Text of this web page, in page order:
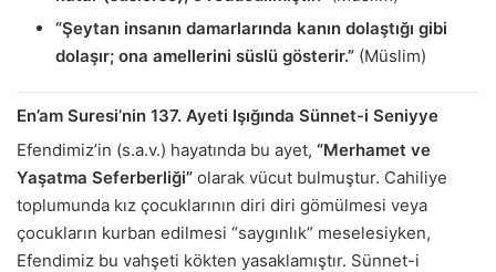
“Şeytan insanın damarlarında kanın dolaştığı gibi
dolaşır; ona amellerini süslü gösterir.” (Müslim)
En’am Suresi’nin 137. Ayeti Işığında Sünnet-i Seniyye
Efendimiz’in (s.a.v.) hayatında bu ayet, “Merhamet ve
Yaşatma Seferberliği” olarak vücut bulmuştur. Cahiliye
toplumunda kız çocuklarının diri diri gömülmesi veya
çocukların kurban edilmesi “saygınlık” meselesiyken,
Efendimiz bu vahşeti kökten yasaklamıştır. Sünnet-i